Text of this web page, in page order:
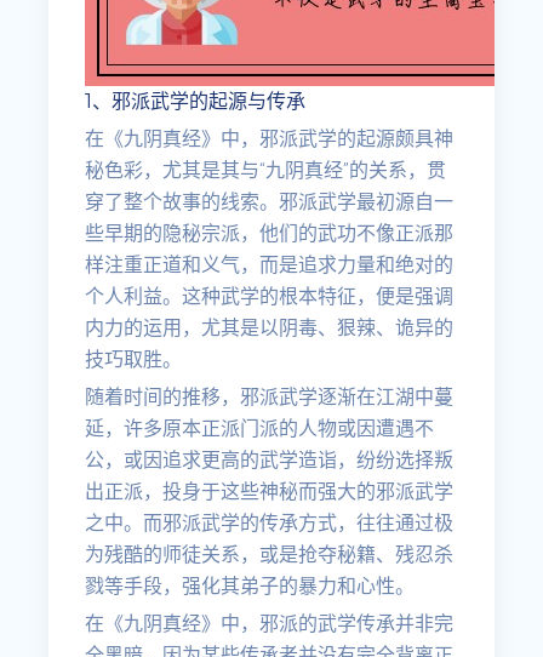
1、邪派武学的起源与传承
在《九阴真经》中，邪派武学的起源颇具神
秘色彩，尤其是其与“九阴真经”的关系，贯
穿了整个故事的线索。邪派武学最初源自一
些早期的隐秘宗派，他们的武功不像正派那
样注重正道和义气，而是追求力量和绝对的
个人利益。这种武学的根本特征，便是强调
内力的运用，尤其是以阴毒、狠辣、诡异的
技巧取胜。
随着时间的推移，邪派武学逐渐在江湖中蔓
延，许多原本正派门派的人物或因遭遇不
公，或因追求更高的武学造诣，纷纷选择叛
出正派，投身于这些神秘而强大的邪派武学
之中。而邪派武学的传承方式，往往通过极
为残酷的师徒关系，或是抢夺秘籍、残忍杀
戮等手段，强化其弟子的暴力和心性。
在《九阴真经》中，邪派的武学传承并非完